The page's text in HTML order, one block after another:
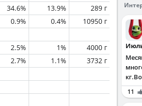
34.6% 13.9%
289 г
0.9% 0.4%
10950 г
2.5% 1%
4000 г
2.7% 1.1%
3732 г
11